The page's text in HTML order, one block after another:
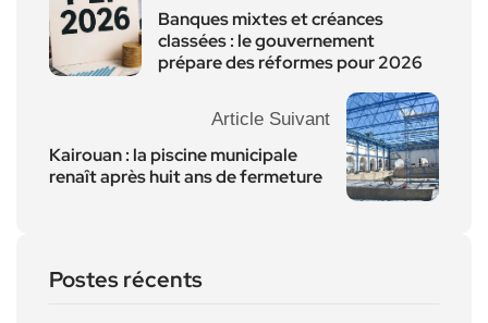
Banques mixtes et créances
classées : le gouvernement
prépare des réformes pour 2026
Article Suivant
Kairouan : la piscine municipale
renaît après huit ans de fermeture
Postes récents